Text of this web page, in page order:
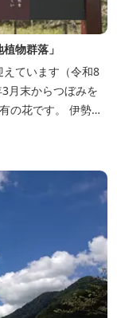
物群落」
ています（令和8
の花です。 伊勢湾
内ではいなべ市、
の自生地は日本に
年前に